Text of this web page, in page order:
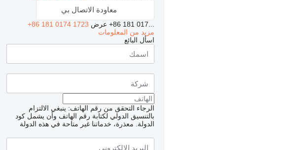
معاودة الاتصال بي
+86 181 017... عرض +86 181 0174 1723
مزيد من المعلومات
اسأل البائع
الرجاء التحقق من رقم الهاتف: ينبغي الالتزام
بالتنسيق الدولي لكتابة رقم الهاتف وأن يشمل كود
الدولة.
معذرة، خدماتنا غير متاحة في هذه الدولة